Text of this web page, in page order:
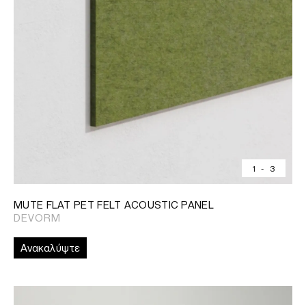
1 - 3
MUTE FLAT PET FELT ACOUSTIC PANEL
DEVORM
Ανακαλύψτε